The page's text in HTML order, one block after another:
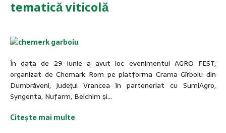
tematică viticolă
În data de 29 iunie a avut loc evenimentul AGRO FEST,
organizat de Chemark Rom pe platforma Crama Gîrboiu din
Dumbrăveni, județul Vrancea în parteneriat cu SumiAgro,
Syngenta, Nufarm, Belchim și…
Citește mai multe